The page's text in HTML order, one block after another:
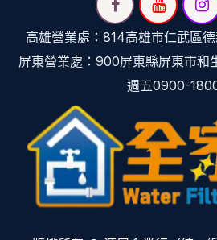
高雄營業處：814高雄市仁武區德
屏東營業處：900屏東縣屏東市和
週五0900-1800